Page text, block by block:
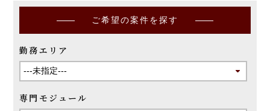
ご希望の案件を探す
勤務エリア
専門モジュール